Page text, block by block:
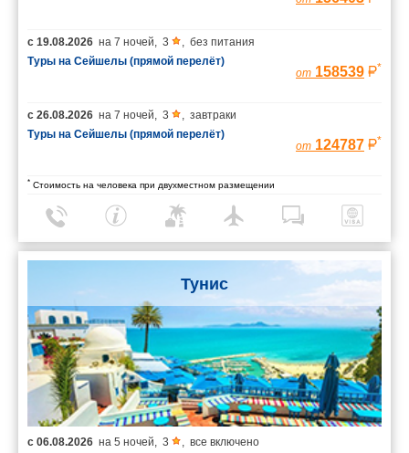
с 19.08.2026 на 7 ночей 3
без питания
Туры на Сейшелы (прямой перелёт)
от 158539 *
с 26.08.2026 на 7 ночей 3
завтраки
Туры на Сейшелы (прямой перелёт)
от 124787 *
* Стоимость на человека при двухместном размещении
Тунис
с 06.08.2026 на 5 ночей, 3 , все включено